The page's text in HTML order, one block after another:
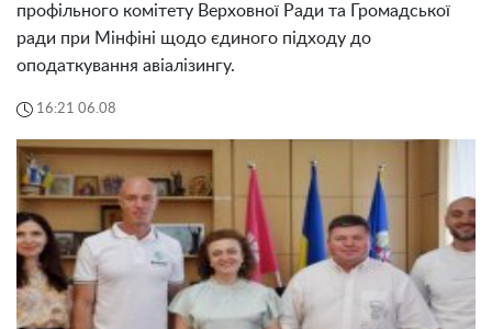
профільного комітету Верховної Ради та Громадської
ради при Мінфіні щодо єдиного підходу до
оподаткування авіалізингу.
16:21 06.08